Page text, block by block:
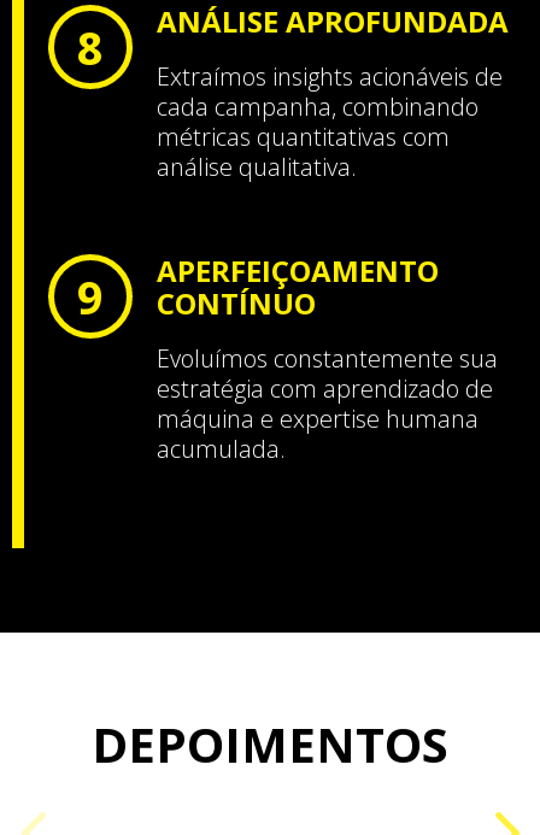
8 ANÁLISE APROFUNDADA
Extraímos insights acionáveis de
cada campanha, combinando
métricas quantitativas com
análise qualitativa.
9
APERFEIÇOAMENTO
CONTÍNUO
Evoluímos constantemente sua
estratégia com aprendizado de
máquina e expertise humana
acumulada.
DEPOIMENTOS